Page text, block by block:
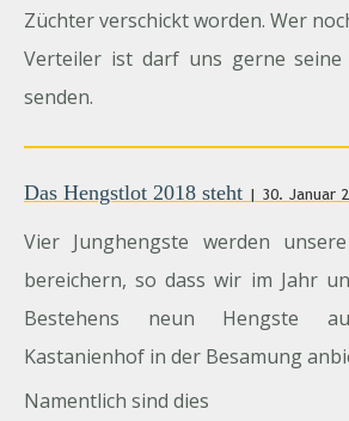
Züchter verschickt worden. Wer
Verteiler ist darf uns gerne seine
senden.
Das Hengstlot 2018 steht | 30. Januar
Vier Junghengste werden
bereichern, so dass wir im Jahr
Bestehens neun Hengste
Kastanienhof in der Besamung
Namentlich sind dies